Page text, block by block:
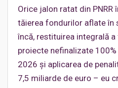
Orice jalon ratat din PNRR
tăierea fondurilor aflate în
încă, restituirea integrală
proiecte nefinalizate
2026 și aplicarea de
7,5 miliarde de euro – eu